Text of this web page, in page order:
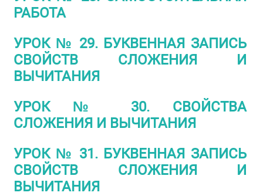
РАБОТА
УРОК № 29. БУКВЕННАЯ ЗАПИСЬ
СВОЙСТВ СЛОЖЕНИЯ И
ВЫЧИТАНИЯ
УРОК № 30. СВОЙСТВА
СЛОЖЕНИЯ И ВЫЧИТАНИЯ
УРОК № 31. БУКВЕННАЯ ЗАПИСЬ
СВОЙСТВ СЛОЖЕНИЯ И
ВЫЧИТАНИЯ